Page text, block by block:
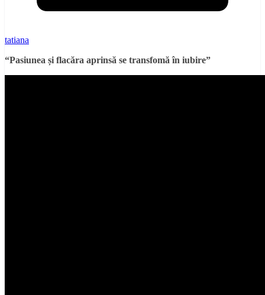
tatiana
“Pasiunea și flacăra aprinsă se transfomă în iubire”